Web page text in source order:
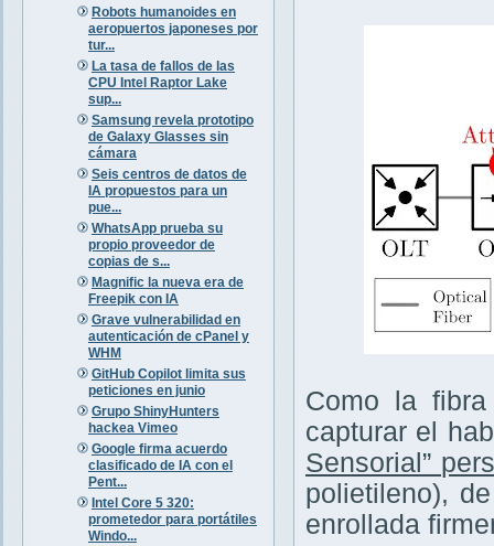
Robots humanoides en
aeropuertos japoneses por
tur...
La tasa de fallos de las
CPU Intel Raptor Lake
sup...
Samsung revela prototipo
de Galaxy Glasses sin
cámara
Seis centros de datos de
IA propuestos para un
pue...
WhatsApp prueba su
propio proveedor de
copias de s...
Magnific la nueva era de
Freepik con IA
Grave vulnerabilidad en
autenticación de cPanel y
WHM
GitHub Copilot limita sus
peticiones en junio
Grupo ShinyHunters
hackea Vimeo
Google firma acuerdo
clasificado de IA con el
Pent...
Intel Core 5 320:
prometedor para portátiles
Windo...
Como la
capturar el
Sensorial”
polietileno),
enrollada